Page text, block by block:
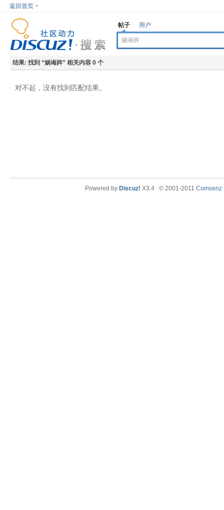
返回首页
帖子 用户
结果: 找到 “娲诲姩” 相关内容 0 个
对不起，没有找到匹配结果。
Powered by Discuz! X3.4 © 2001-2011 Comsenz